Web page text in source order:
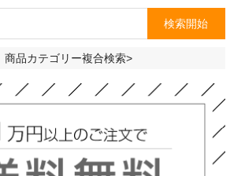
商品カテゴリー複合検索>